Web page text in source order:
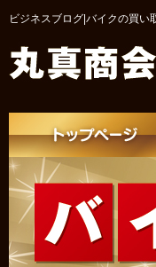
ビジネスブログ|バイクの買い